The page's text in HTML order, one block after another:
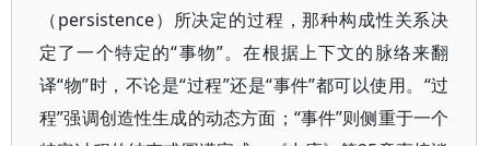
（persistence）所决定的过程，那种构成性关系决
定了一个特定的“事物”。在根据上下文的脉络来翻
译“物”时，不论是“过程”还是“事件”都可以使用。“过
程”强调创造性生成的动态方面；“事件”则侧重于一个